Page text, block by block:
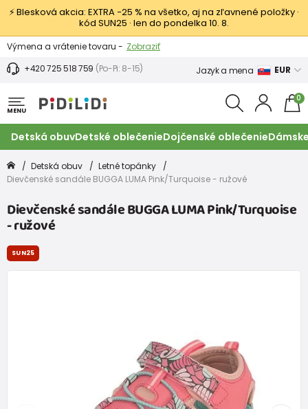
⚡ Blesková akcia: EXTRA −25 % na všetko, aj na zľavnené položky ·
kód SUN25 · len do pondelka 10. 8.
Výmena a vrátenie tovaru - Zobraziť
Zľava 3,80 EUR na prvý nákup - Podmienky
+420 725 518 759 (Po-Pi: 8-15) Jazyk a mena EUR
MENU
0
Detská obuvDetské oblečenieDojčenské oblečenie
Detská obuv
Letné topánky
Dievčenské sandále BUGGA LUMA Pink/Turquoise - ružové
Dievčenské sandále BUGGA LUMA Pink/Turquoise
- ružové
SUN25